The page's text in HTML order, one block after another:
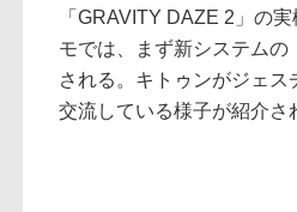
「GRAVITY DAZE 2」の
モでは、まず新システムの
される。キトゥンがジェス
交流している様子が紹介さ